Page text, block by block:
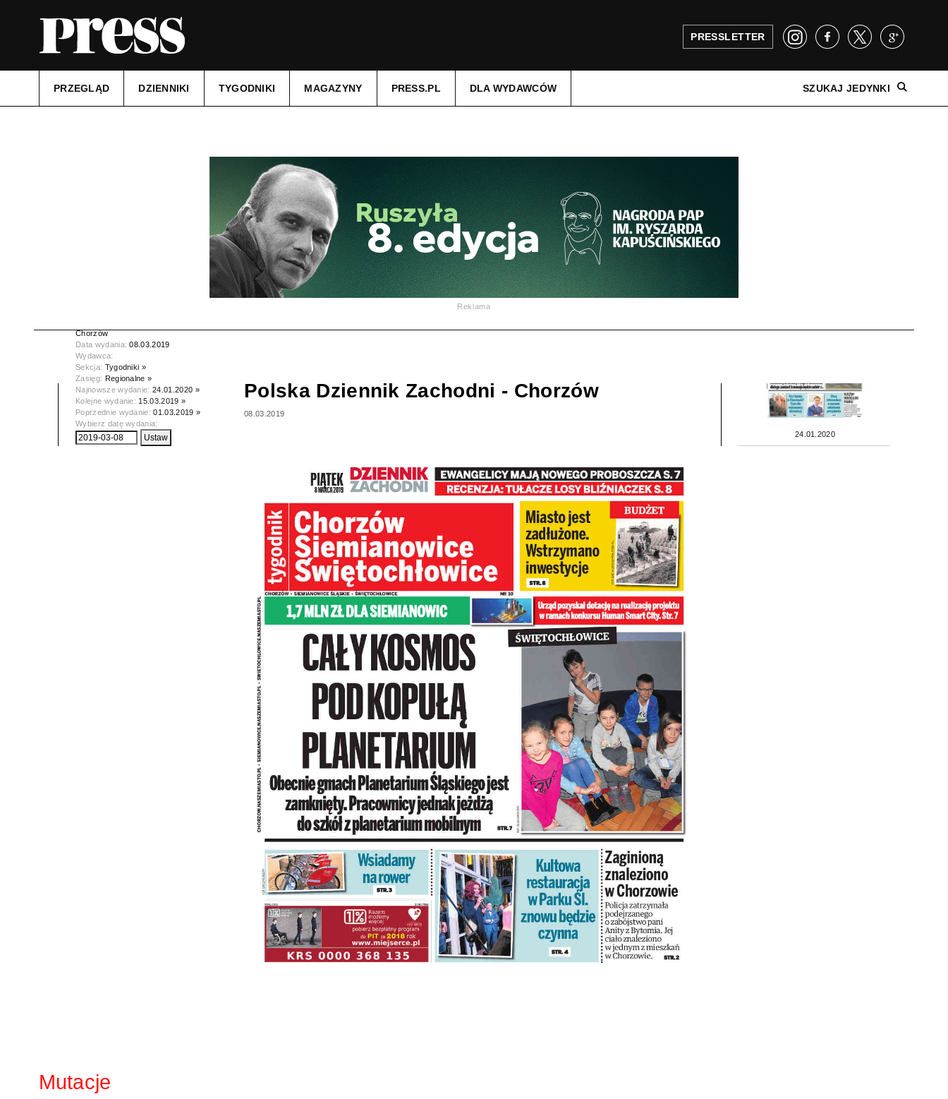
PRESSLETTER
PRZEGLĄD DZIENNIKI TYGODNIKI MAGAZYNY PRESS.PL DLA WYDAWCÓW SZUKAJ JEDYNKI
Reklama
Chorzów
Data wydania:08.03.2019
Wydawca:
Sekcja: Tygodniki »
Zasięg: Regionalne »
Najnowsze wydanie:24.01.2020 »
Kolejne wydanie: 15.03.2019 »
Poprzednie wydanie:01.03.2019 »
Wybierz datę wydania:
Polska Dziennik Zachodni - Chorzów
08.03.2019
24.01.2020
Mutacje